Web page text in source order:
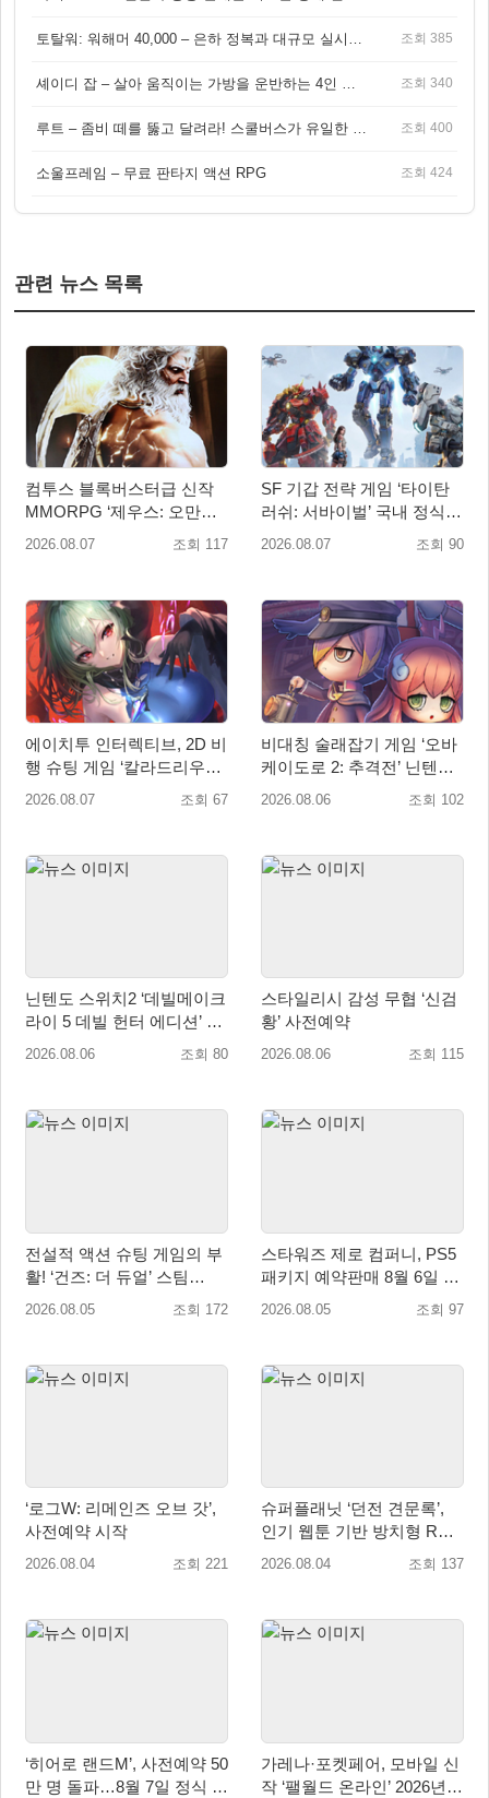
조회 385
조회 340
조회 400
소울프레임 – 무료 판타지 액션 RPG 조회 424
관련 뉴스 목록
컴투스 블록버스터급 신작
MMORPG ‘제우스: 오만의
신’, 8월 26일 출시!
2026.08.07 조회 117
SF 기갑 전략 게임 ‘타이탄
러쉬: 서바이벌’ 국내 정식
출시
2026.08.07 조회 90
에이치투 인터렉티브, 2D 비
행 슈팅 게임 ‘칼라드리우스
2/다크 엘레멘트’ 올 겨울 전
2026.08.07 조회 67
비대칭 술래잡기 게임 ‘오바
케이도로 2: 추격전’ 닌텐도
eShop 출시
2026.08.06 조회 102
닌텐도 스위치2 ‘데빌메이크
라이 5 데빌 헌터 에디션’ 패
키지 제품 8월 7일 예약판매
2026.08.06 조회 80
스타일리시 감성 무협 ‘신검
황’ 사전예약
2026.08.06 조회 115
전설적 액션 슈팅 게임의 부
활! ‘건즈: 더 듀얼’ 스팀
(Steam) 8월 14일 정식 오픈
2026.08.05 조회 172
스타워즈 제로 컴퍼니, PS5
패키지 예약판매 8월 6일 시
작... 8월 27일 국내 정식 발
2026.08.05 조회 97
‘로그W: 리메인즈 오브 갓’,
사전예약 시작
2026.08.04 조회 221
슈퍼플래닛 ‘던전 견문록’,
인기 웹툰 기반 방치형 RPG
로 글로벌 정식 출시
2026.08.04 조회 137
‘히어로 랜드M’, 사전예약 50
만 명 돌파…8월 7일 정식 출
가레나·포켓페어, 모바일 신
작 ‘팰월드 온라인’ 2026년